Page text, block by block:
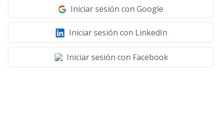
Iniciar sesión con Google
Iniciar sesión con LinkedIn
Iniciar sesión con Facebook